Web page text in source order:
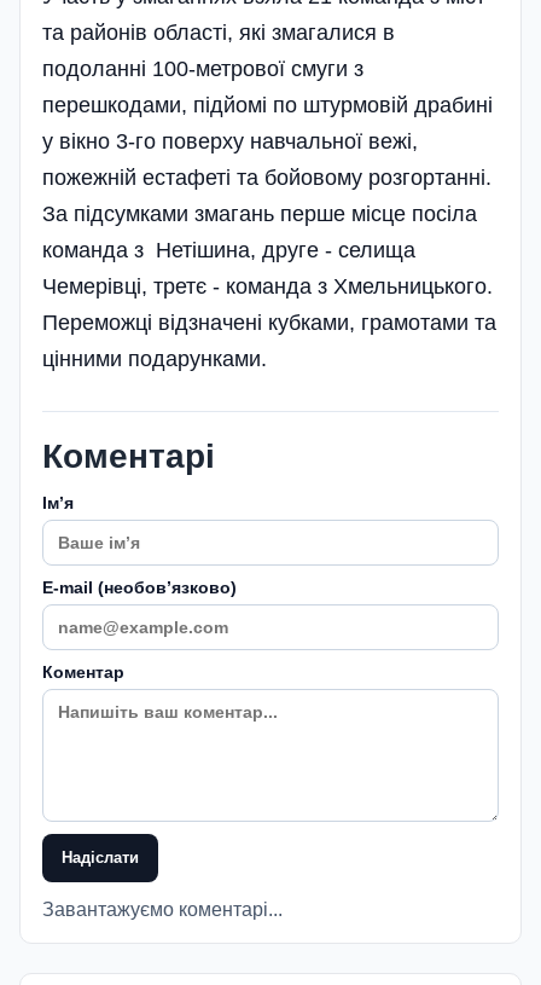
та районів області, які змагалися в
подоланні 100-метрової смуги з
перешкодами, підйомі по штурмовій драбині
у вікно 3-го поверху навчальної вежі,
пожежній естафеті та бойовому розгортанні.
За підсумками змагань перше місце посі­ла
команда з Нетішина, друге - селища
Чемерівці, третє - команда з Хмельницького.
Переможці відзначені кубками, грамотами та
цінними подарунками.
Коментарі
Імʼя
E-mail (необовʼязково)
Коментар
Надіслати
Завантажуємо коментарі...